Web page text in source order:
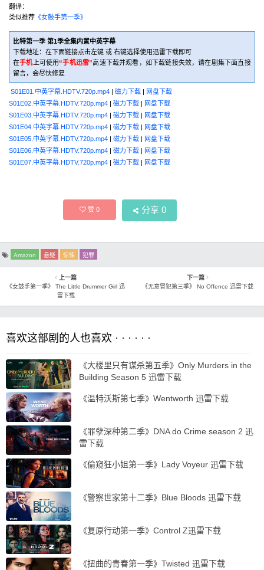
翻译：
类似推荐 《女鼓手第一季》
比特第一季 第1季全集内置中英字幕
下载地址：在下面链接点击左键 或 右键选择使用迅雷下载即可
在手机上可使用“手机迅雷”高速下载并观看，如下载链接失效，请在剧集下面直接
留言，会尽快修复
S01E01.中英字幕.HDTV.720p.mp4 | 磁力下载 | 网盘下载
S01E02.中英字幕.HDTV.720p.mp4 | 磁力下载 | 网盘下载
S01E03.中英字幕.HDTV.720p.mp4 | 磁力下载 | 网盘下载
S01E04.中英字幕.HDTV.720p.mp4 | 磁力下载 | 网盘下载
S01E05.中英字幕.HDTV.720p.mp4 | 磁力下载 | 网盘下载
S01E06.中英字幕.HDTV.720p.mp4 | 磁力下载 | 网盘下载
S01E07.中英字幕.HDTV.720p.mp4 | 磁力下载 | 网盘下载
赞0 分享 0
Amazon 悬疑 惊悚 犯罪
上一篇
《女鼓手第一季》 The Little Drummer Girl 迅
雷下载
下一篇
《无意冒犯第三季》 No Offence 迅雷下载
喜欢这部剧的人也喜欢 · · · · · ·
《大楼里只有谋杀第五季》Only Murders in the
Building Season 5 迅雷下载
《温特沃斯第七季》Wentworth 迅雷下载
《罪孽深种第二季》DNA do Crime season 2 迅
雷下载
《偷窥狂小姐第一季》Lady Voyeur 迅雷下载
《警察世家第十二季》Blue Bloods 迅雷下载
《复原行动第一季》Control Z迅雷下载
《扭曲的青春第一季》Twisted 迅雷下载